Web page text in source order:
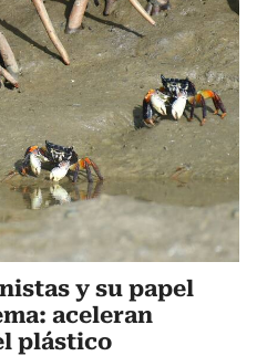
y su papel
aceleran
plástico